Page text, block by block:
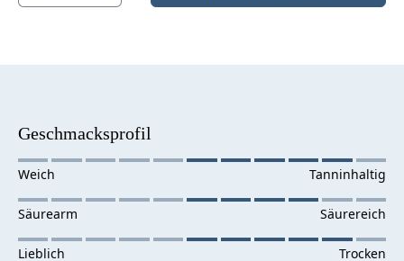
Geschmacksprofil